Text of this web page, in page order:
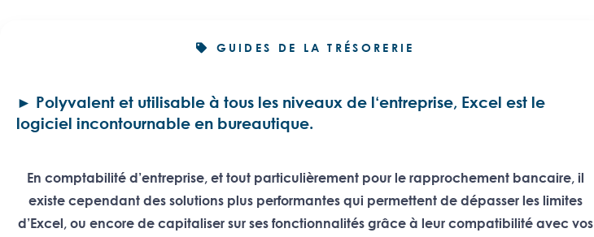
GUIDES DE LA TRÉSORERIE
Polyvalent et utilisable à tous les niveaux de l‘entreprise, Excel est le
logiciel incontournable en bureautique.
En comptabilité d’entreprise, et tout particulièrement pour le rapprochement bancaire, il
existe cependant des solutions plus performantes qui permettent de dépasser les limites
d’Excel, ou encore de capitaliser sur ses fonctionnalités grâce à leur compatibilité avec vos